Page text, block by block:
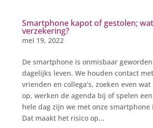
Smartphone kapot of gestolen;
verzekering?
mei 19, 2022
De smartphone is onmisbaar
dagelijks leven. We houden contact
vrienden en collega’s, zoeken even
op, werken de agenda bij of spelen
hele dag zijn we met onze smartphone
Dat maakt het risico op...